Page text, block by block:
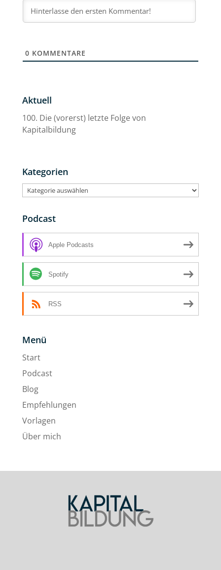
0 KOMMENTARE
Aktuell
100. Die (vorerst) letzte Folge von
Kapitalbildung
Kategorien
Kategorien
Podcast
Apple Podcasts
Spotify
RSS
Menü
Start
Podcast
Blog
Empfehlungen
Vorlagen
Über mich